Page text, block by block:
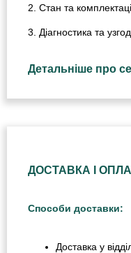
2. Стан та
3. Діагностика та
Детальніше про
ДОСТАВКА І
Способи доставки:
Доставка у